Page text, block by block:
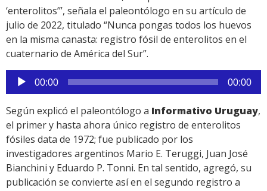
‘enterolitos’”, señala el paleontólogo en su artículo de
julio de 2022, titulado “Nunca pongas todos los huevos
en la misma canasta: registro fósil de enterolitos en el
cuaternario de América del Sur”.
Reproductor
de
audio
00:00 00:00
Según explicó el paleontólogo a Informativo Uruguay,
el primer y hasta ahora único registro de enterolitos
fósiles data de 1972; fue publicado por los
investigadores argentinos Mario E. Teruggi, Juan José
Bianchini y Eduardo P. Tonni. En tal sentido, agregó, su
publicación se convierte así en el segundo registro a